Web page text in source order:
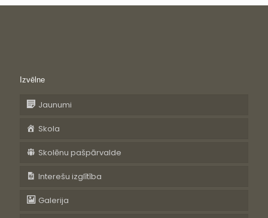
Izvēlne
Jaunumi
Skola
Skolēnu pašpārvalde
Interešu izglītība
Galerija